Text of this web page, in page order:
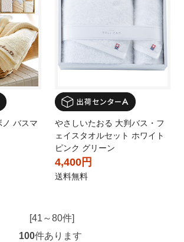
バスマ
やさしいたおる 大判バス・フ
ェイスタオルセット ホワイト
ピンク グリーン
4,400円
送料無料
[41～80件]
100件あります